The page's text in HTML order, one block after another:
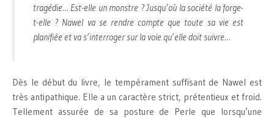
tragédie… Est-elle un monstre ? Jusqu’où la société la forge-
t-elle ? Nawel va se rendre compte que toute sa vie est
planifiée et va s’interroger sur la voie qu’elle doit suivre…
Dès le début du livre, le tempérament suffisant de Nawel est
très antipathique. Elle a un caractère strict, prétentieux et froid.
Tellement assurée de sa posture de Perle que lorsqu’une